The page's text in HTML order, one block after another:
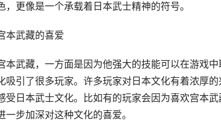
，更像是一个承载着日本武士精神的符号。
本武藏的喜爱
本武藏，一方面是因为他强大的技能可以在游戏
吸引了很多玩家。许多玩家对日本文化有着浓厚
受日本武士文化。比如有的玩家会因为喜欢宫本
一步加深对这种文化的喜爱。